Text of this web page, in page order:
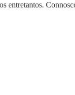
entretantos.